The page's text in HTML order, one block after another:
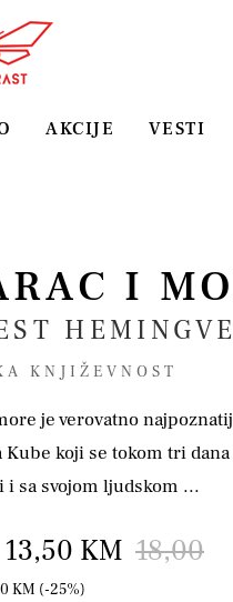
AKCIJE VESTI
I
KNJIŽEVNOST
je verovatno
koji se tokom tri
i sa svojom ljudskom ...
KM 18,00
KM (-25%)